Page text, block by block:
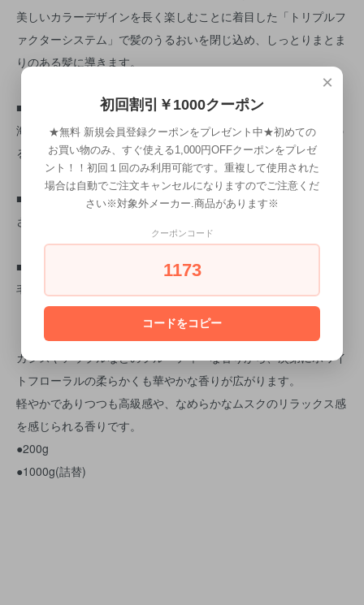
美しいカラーデザインを長く楽しむことに着目した「トリプルフ
ァクターシステム」で髪のうるおいを閉じ込め、しっとりまとま
りのある髪に導きます。
■モイストメッシュシステム
海藻エキスとカラーロックポリマーでできた疎水性の保護膜でう
るおいを髪に閉じ込める
■ウォータリーベース処方
さらさらとしたベース処方でなめらかな質感をつくり出す
■γ-ドコサラクトン配合
毛髪を保護し、髪をコートすることでつやを与える
【ガーデンフルーティムスクの香り】
カシスやアップルなどのフルーティーな香りから、次第にホワイ
トフローラルの柔らかくも華やかな香りが広がります。
軽やかでありつつも高級感や、なめらかなムスクのリラックス感
を感じられる香りです。
●200g
●1000g(詰替)
×
初回割引￥1000クーポン
★無料 新規会員登録クーポンをプレゼント中★初めての
お買い物のみ、すぐ使える1,000円OFFクーポンをプレゼ
ント！！初回１回のみ利用可能です。重複して使用された
場合は自動でご注文キャンセルになりますのでご注意くだ
さい※対象外メーカー.商品があります※
クーポンコード
1173
コードをコピー